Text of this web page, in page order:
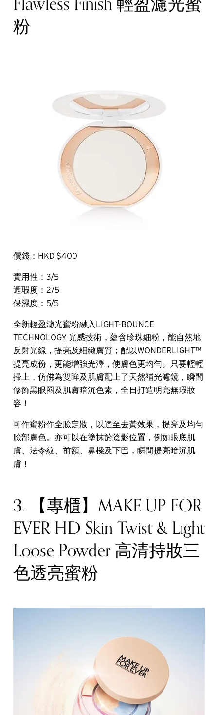
粉
價錢：HKD $400
實用性：3/5
遮瑕度：2/5
保濕度：5/5
全新輕盈濾光蜜粉融入LIGHT-BOUNCE
TECHNOLOGY 光感技術，蘊含珍珠細粉，能自然地
反射光線，提亮及細緻膚質；配以WONDERLIGHT™
提亮成份，更能增強光澤，使膚色更均勻。只要輕輕
掃上，仿佛為雙眸及肌膚配上了天然補光濾鏡，瞬間
修飾黑眼圈及肌膚暗沉色素，全日打造明亮無瑕妝
容！
可作蜜粉作全臉定妝，以達至去黃效果，提亮及均勻
臉部膚色。亦可以在塗抹於陰影位置，例如眼底肌
膚、法令紋、前額、鼻樑及下巴，瞬間提亮暗沉肌
膚！
3. 【專櫃】MAKE UP FOR
EVER HD Skin Twist & Light
Loose Powder 高清持妝三
色透亮蜜粉